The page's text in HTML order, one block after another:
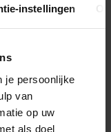
instellingen
je persoonlijke
van
op uw
als doel